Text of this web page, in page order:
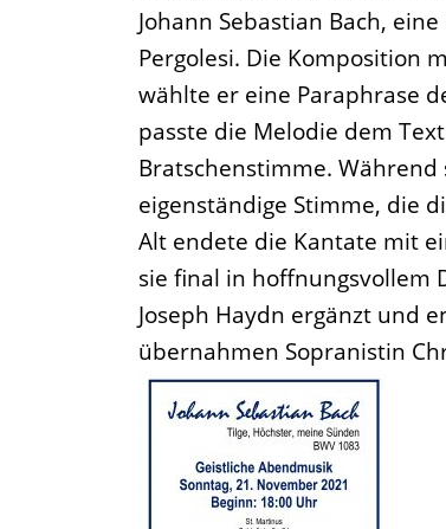
Johann Sebastian Bach,
Pergolesi. Die Komposition
wählte er eine Paraphrase
passte die Melodie dem
Bratschenstimme.
eigenständige Stimme, die
Alt endete die Kantate mit
sie final in hoffnungsvollem
Joseph Haydn ergänzt und
übernahmen Sopranistin